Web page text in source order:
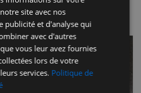
site avec nos
publicité et d'analyse qui
avec d'autres
vous leur avez fournies
lors de votre
services. Politique de